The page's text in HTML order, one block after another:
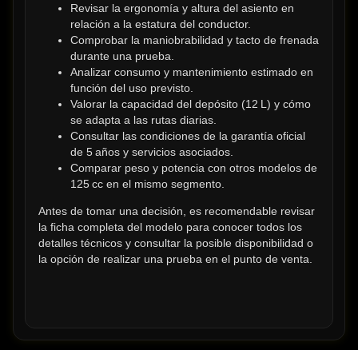
Revisar la ergonomía y altura del asiento en
relación a la estatura del conductor.
Comprobar la maniobrabilidad y tacto de frenada
durante una prueba.
Analizar consumo y mantenimiento estimado en
función del uso previsto.
Valorar la capacidad del depósito (12 L) y cómo
se adapta a las rutas diarias.
Consultar las condiciones de la garantía oficial
de 5 años y servicios asociados.
Comparar peso y potencia con otros modelos de
125 cc en el mismo segmento.
Antes de tomar una decisión, es recomendable revisar
la ficha completa del modelo para conocer todos los
detalles técnicos y consultar la posible disponibilidad o
la opción de realizar una prueba en el punto de venta.